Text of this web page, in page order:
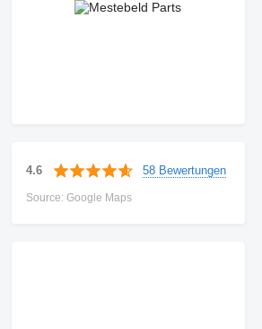
4.6 58 Bewertungen
Source: Google Maps